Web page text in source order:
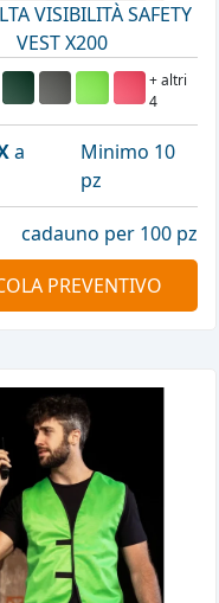
VISIBILITÀ SAFETY
VEST X200
+ altri
4
a
Minimo 10
pz
cadauno per 100 pz
PREVENTIVO